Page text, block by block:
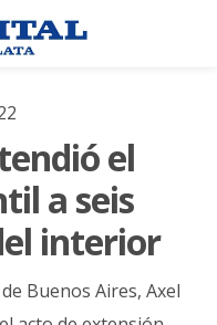
el
a seis
interior
Buenos Aires, Axel